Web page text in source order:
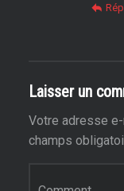
Laisser un
Votre adresse
champs